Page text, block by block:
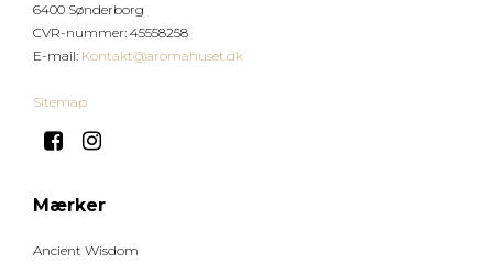
6400 Sønderborg
CVR-nummer: 45558258
E-mail: Kontakt@aromahuset.dk
Sitemap
Mærker
Ancient Wisdom